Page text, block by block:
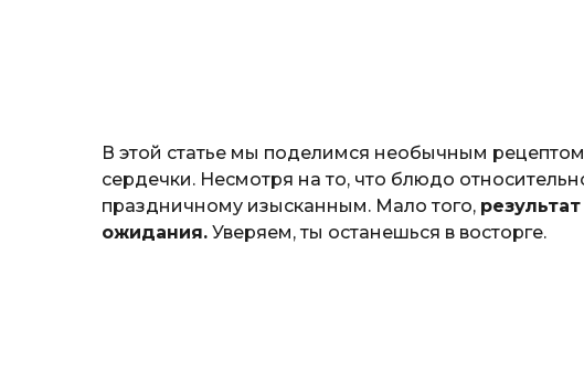
В этой статье мы поделимся необычным
сердечки. Несмотря на то, что блюдо
праздничному изысканным. Мало того,
ожидания. Уверяем, ты останешься в восторге.